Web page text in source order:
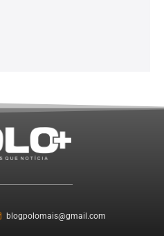
blogpolomais@gmail.com